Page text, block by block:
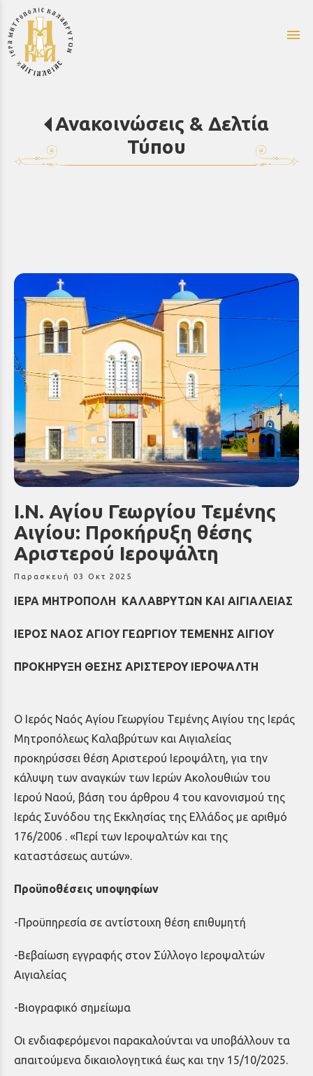
menu
Ανακοινώσεις & Δελτία
Τύπου
Ι.Ν. Αγίου Γεωργίου Τεμένης
Αιγίου: Προκήρυξη θέσης
Αριστερού Ιεροψάλτη
Παρασκευή 03 Οκτ 2025
ΙΕΡΑ ΜΗΤΡΟΠΟΛΗ ΚΑΛΑΒΡΥΤΩΝ ΚΑΙ ΑΙΓΙΑΛΕΙΑΣ
ΙΕΡΟΣ ΝΑΟΣ ΑΓΙΟΥ ΓΕΩΡΓΙΟΥ ΤΕΜΕΝΗΣ ΑΙΓΙΟΥ
ΠΡΟΚΗΡΥΞΗ ΘΕΣΗΣ ΑΡΙΣΤΕΡΟΥ ΙΕΡΟΨΑΛΤΗ
Ο Ιερός Ναός Αγίου Γεωργίου Τεμένης Αιγίου της Ιεράς
Μητροπόλεως Καλαβρύτων και Αιγιαλείας
προκηρύσσει θέση Αριστερού Ιεροψάλτη, για την
κάλυψη των αναγκών των Ιερών Ακολουθιών του
Ιερού Ναού, βάση του άρθρου 4 του κανονισμού της
Ιεράς Συνόδου της Εκκλησίας της Ελλάδος με αριθμό
176/2006 . «Περί των Ιεροψαλτών και της
καταστάσεως αυτών».
Προϋποθέσεις υποψηφίων
-Προϋπηρεσία σε αντίστοιχη θέση επιθυμητή
-Βεβαίωση εγγραφής στον Σύλλογο Ιεροψαλτών
Αιγιαλείας
-Βιογραφικό σημείωμα
Οι ενδιαφερόμενοι παρακαλούνται να υποβάλλουν τα
απαιτούμενα δικαιολογητικά έως και την 15/10/2025.